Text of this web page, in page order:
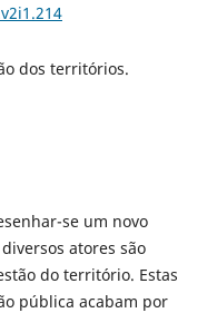
dos territórios.
se um novo
atores são
do território. Estas
pública acabam por